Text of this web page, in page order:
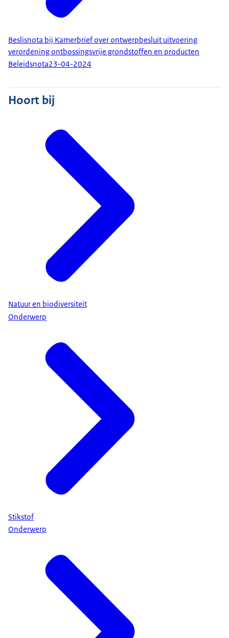
Beslisnota bij Kamerbrief over ontwerpbesluit uitvoering
verordening ontbossingsvrije grondstoffen en producten
Beleidsnota23-04-2024
Hoort bij
Natuur en biodiversiteit
Onderwerp
Stikstof
Onderwerp